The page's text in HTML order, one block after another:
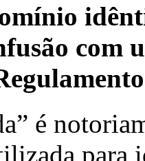
com
é
para